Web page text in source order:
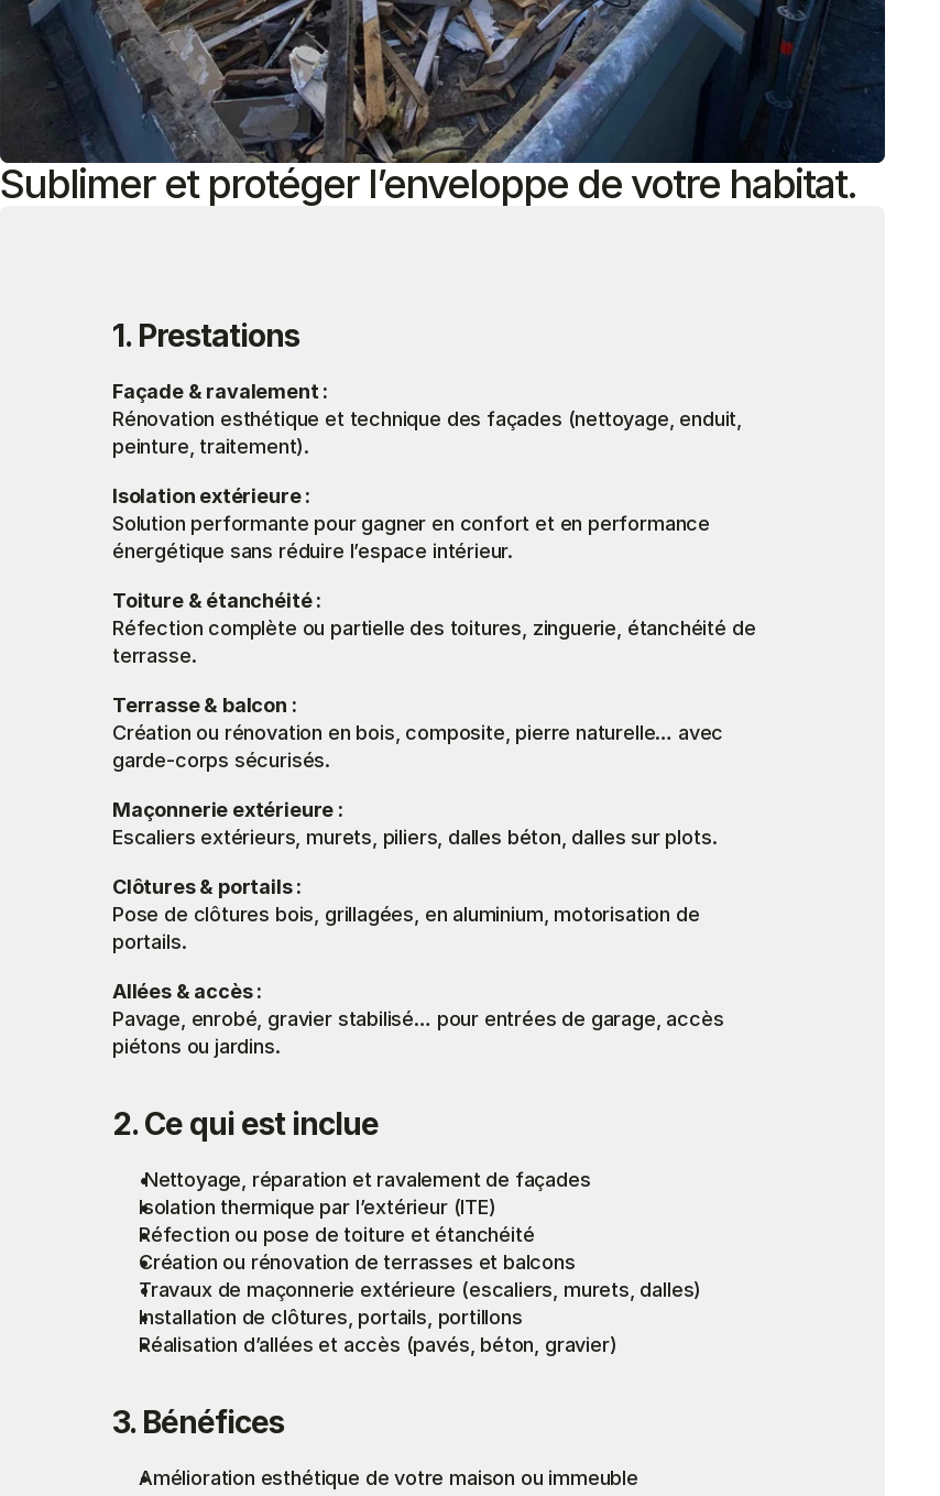
Sublimer et protéger l’enveloppe de votre habitat.
1. Prestations
Façade & ravalement :
Rénovation esthétique et technique des façades (nettoyage, enduit,
peinture, traitement).
Isolation extérieure :
Solution performante pour gagner en confort et en performance
énergétique sans réduire l’espace intérieur.
Toiture & étanchéité :
Réfection complète ou partielle des toitures, zinguerie, étanchéité de
terrasse.
Terrasse & balcon :
Création ou rénovation en bois, composite, pierre naturelle… avec
garde-corps sécurisés.
Maçonnerie extérieure :
Escaliers extérieurs, murets, piliers, dalles béton, dalles sur plots.
Clôtures & portails :
Pose de clôtures bois, grillagées, en aluminium, motorisation de
portails.
Allées & accès :
Pavage, enrobé, gravier stabilisé… pour entrées de garage, accès
piétons ou jardins.
2. Ce qui est inclue
Nettoyage, réparation et ravalement de façades
Isolation thermique par l’extérieur (ITE)
Réfection ou pose de toiture et étanchéité
Création ou rénovation de terrasses et balcons
Travaux de maçonnerie extérieure (escaliers, murets, dalles)
Installation de clôtures, portails, portillons
Réalisation d’allées et accès (pavés, béton, gravier)
3. Bénéfices
Amélioration esthétique de votre maison ou immeuble